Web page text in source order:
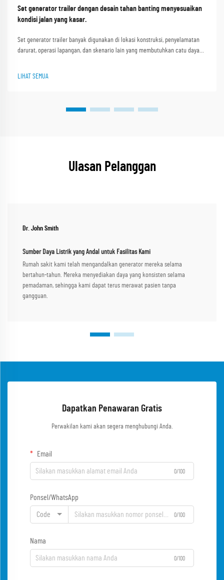
Set generator trailer dengan desain tahan banting menyesuaikan
kondisi jalan yang kasar.
Set generator trailer banyak digunakan di lokasi konstruksi, penyelamatan
darurat, operasi lapangan, dan skenario lain yang membutuhkan catu daya
LIHAT SEMUA
Ulasan Pelanggan
Dr. John Smith
Sumber Daya Listrik yang Andal untuk Fasilitas Kami
Rumah sakit kami telah mengandalkan generator mereka selama
bertahun-tahun. Mereka menyediakan daya yang konsisten selama
pemadaman, sehingga kami dapat terus merawat pasien tanpa
gangguan.
Dapatkan Penawaran Gratis
Perwakilan kami akan segera menghubungi Anda.
Email
0/100
Ponsel/WhatsApp
Code 0/100
Nama
0/100